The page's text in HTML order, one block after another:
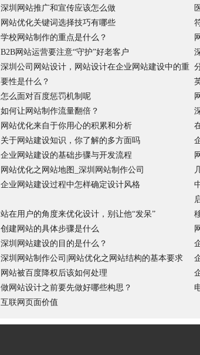
深圳网站推广和宣传应该怎么做
网站优化关键词选择技巧有哪些
学校网站制作的重点是什么？
B2B网站运营要注意“守护”好老客户
深圳公司网站设计，网站设计在企业网站建设中的重
要性是什么？
怎么面对百度惩罚机制呢
如何让网站制作流量翻倍？
网站优化来自于你用心的积累和分析
关于网站建设知识，你了解的多方面吗
企业网站建设的基础步骤与开发流程
网站优化之网站地图_深圳网站制作公司
企业网站建设过程中怎样确定设计风格
站在用户的角度来优化设计，别让他“发呆”
创建网站的具体步骤是什么
深圳网站建设的目的是什么？
深圳网站制作公司|网站优化之网站结构的基本要求
网站被百度降权后该如何处理
做网站设计之前要先做好哪些构思？
互联网页面价值